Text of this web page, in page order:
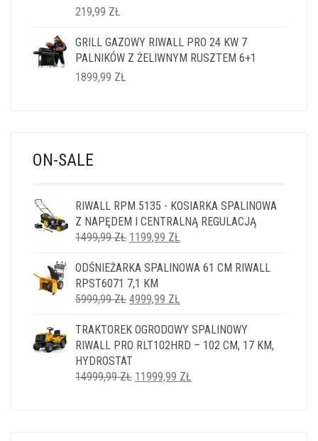
219,99 ZŁ
GRILL GAZOWY RIWALL PRO 24 KW 7
PALNIKÓW Z ŻELIWNYM RUSZTEM 6+1
1899,99 ZŁ
ON-SALE
RIWALL RPM 5135 - KOSIARKA SPALINOWA
Z NAPĘDEM I CENTRALNĄ REGULACJĄ
1499,99ZŁ PIERWOTNA
WYNOSIŁA:
1499,99 ZŁ.
1199,99 ZŁ
WYNOSI:
ODŚNIEŻARKA SPALINOWA 61 CM RIWALL
RPST6071 7,1 KM
5999,99ZŁ PIERWOTNA
WYNOSIŁA:
5999,99 ZŁ.
4999,99 ZŁ
WYNOSI:
4999,99 ZŁ.
TRAKTOREK OGRODOWY SPALINOWY
RIWALL PRO RLT102HRD – 102 CM, 17 KM,
HYDROSTAT
14999,99ZŁ PIERWOTNA
11999,99 ZŁ